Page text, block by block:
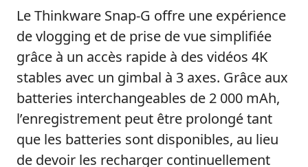
Le Thinkware Snap-G offre une expérience
de vlogging et de prise de vue simplifiée
grâce à un accès rapide à des vidéos 4K
stables avec un gimbal à 3 axes. Grâce aux
batteries interchangeables de 2 000 mAh,
l’enregistrement peut être prolongé tant
que les batteries sont disponibles, au lieu
de devoir les recharger continuellement